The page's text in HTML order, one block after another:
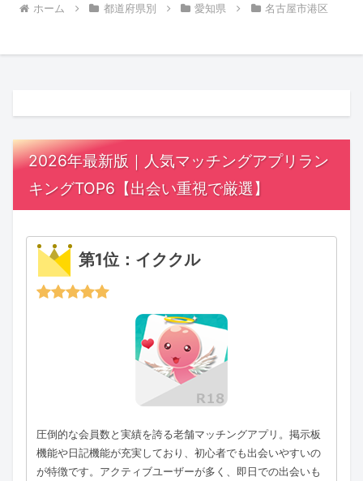
ホーム 都道府県別 愛知県 名古屋市港区
2026年最新版｜人気マッチングアプリラン
キングTOP6【出会い重視で厳選】
第1位：イククル
圧倒的な会員数と実績を誇る老舗マッチングアプリ。掲示板
機能や日記機能が充実しており、初心者でも出会いやすいの
が特徴です。アクティブユーザーが多く、即日での出会いも